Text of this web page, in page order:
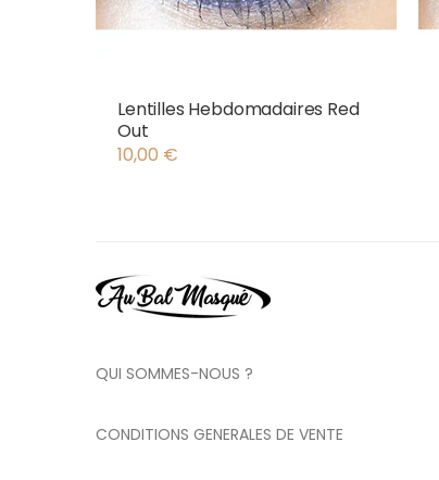
Lentilles Hebdomadaires Red
Out
10,00 €
QUI SOMMES-NOUS ?
CONDITIONS GENERALES DE VENTE